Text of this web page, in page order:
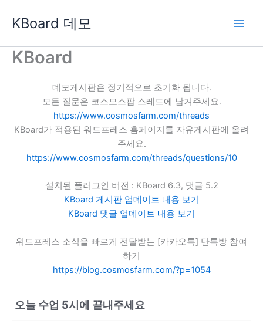
로
KBoard 데모
KBoard
데모게시판은 정기적으로 초기화 됩니다.
모든 질문은 코스모스팜 스레드에 남겨주세요.
https://www.cosmosfarm.com/threads
KBoard가 적용된 워드프레스 홈페이지를 자유게시판에 올려
주세요.
https://www.cosmosfarm.com/threads/questions/10
설치된 플러그인 버전 : KBoard 6.3, 댓글 5.2
KBoard 게시판 업데이트 내용 보기
KBoard 댓글 업데이트 내용 보기
워드프레스 소식을 빠르게 전달받는 [카카오톡] 단톡방 참여
하기
https://blog.cosmosfarm.com/?p=1054
오늘 수업 5시에 끝내주세요